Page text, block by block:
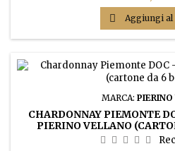
 Aggiungi
MARCA: PIERINO
CHARDONNAY PIEMONTE
PIERINO VELLANO